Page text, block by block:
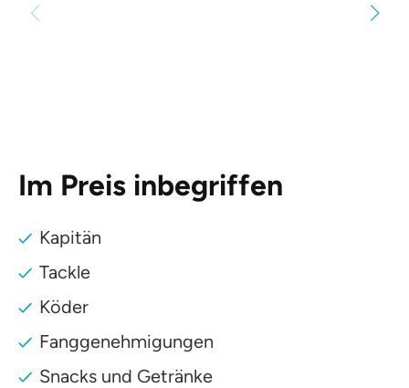
Im Preis inbegriffen
Kapitän
Tackle
Köder
Fanggenehmigungen
Snacks und Getränke